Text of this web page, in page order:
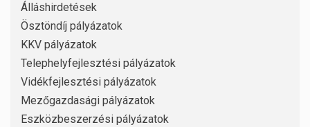
Álláshirdetések
Ösztöndíj pályázatok
KKV pályázatok
Telephelyfejlesztési pályázatok
Vidékfejlesztési pályázatok
Mezőgazdasági pályázatok
Eszközbeszerzési pályázatok